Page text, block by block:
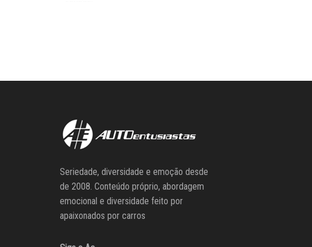
Seriedade, diversidade e emoção desde
de 2008. Conteúdo próprio, abordagem
emocional e diversidade feito por
apaixonados por carros